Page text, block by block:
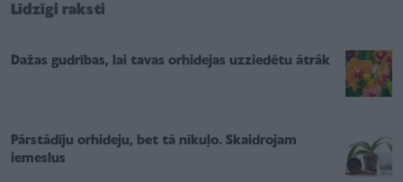
Līdzīgi raksti
Dažas gudrības, lai tavas orhidejas uzziedētu ātrāk
Pārstādīju orhideju, bet tā nīkuļo. Skaidrojam
iemeslus